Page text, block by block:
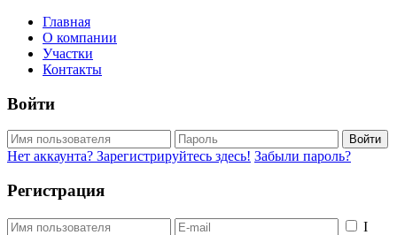
Главная
О компании
Участки
Контакты
Войти
Войти
Нет аккаунта? Зарегистрируйтесь здесь! Забыли пароль?
Регистрация
I